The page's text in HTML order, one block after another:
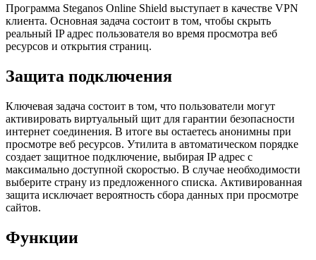
Программа Steganos Online Shield выступает в качестве VPN
клиента. Основная задача состоит в том, чтобы скрыть
реальный IP адрес пользователя во время просмотра веб
ресурсов и открытия страниц.
Защита подключения
Ключевая задача состоит в том, что пользователи могут
активировать виртуальный щит для гарантии безопасности
интернет соединения. В итоге вы остаетесь анонимны при
просмотре веб ресурсов. Утилита в автоматическом порядке
создает защитное подключение, выбирая IP адрес с
максимально доступной скоростью. В случае необходимости
выберите страну из предложенного списка. Активированная
защита исключает вероятность сбора данных при просмотре
сайтов.
Функции